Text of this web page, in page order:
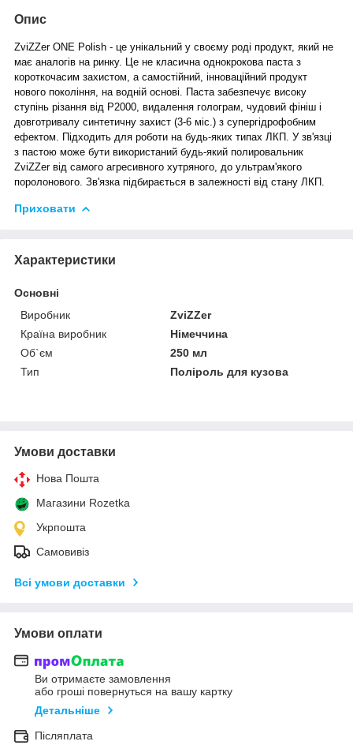
Опис
ZviZZer ONE Polish - це унікальний у своєму роді продукт, який не
має аналогів на ринку. Це не класична однокрокова паста з
короткочасим захистом, а самостійний, інноваційний продукт
нового покоління, на водній основі. Паста забезпечує високу
ступінь різання від P2000, видалення голограм, чудовий фініш і
довготривалу синтетичну захист (3-6 міс.) з супергідрофобним
ефектом. Підходить для роботи на будь-яких типах ЛКП. У зв'язці
з пастою може бути використаний будь-який полировальник
ZviZZer від самого агресивного хутряного, до ультрам'якого
поролонового. Зв'язка підбирається в залежності від стану ЛКП.
Приховати
Характеристики
Основні
Виробник
ZviZZer
Країна виробник
Німеччина
Об`єм
250 мл
Тип
Поліроль для кузова
Умови доставки
Нова Пошта
Магазини Rozetka
Укрпошта
Самовивіз
Всі умови доставки
Умови оплати
Ви отримаєте замовлення
або гроші повернуться на вашу картку
Детальніше
Післяплата